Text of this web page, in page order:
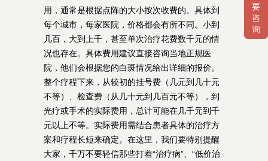
用，通常是根据点阵的大小按次收费的。具体到
每个城市，每家医院，价格都会有所不同。小到
几百，大到上千，甚至单次治疗花费数千元的情
况也存在。具体费用建议直接咨询当地正规医
院，他们会根据您的白斑情况给出详细的报价。
整个疗程下来，从较初的挂号费（几元到几十元
不等）、检查费（从几十元到几百元不等），到
光疗或手术的实际费用，总计可能在几千元到千
元以上不等。实际费用需结合患者具体的治疗方
案和疗程长短来确定。在这里，我们要特别提醒
大家，千万不要轻信那些打着“治疗病”、“低价治
要
咨
询